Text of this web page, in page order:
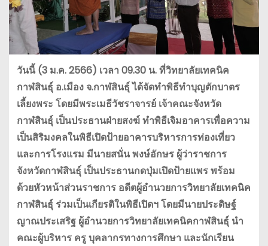
วันนี้ (3 ม.ค. 2566) เวลา 09.30 น. ที่วิทยาลัยเทคนิค
กาฬสินธุ์ อ.เมือง จ.กาฬสินธุ์ ได้จัดทำพิธีทำบุญตักบาตร
เลี้ยงพระ โดยมีพระเมธีวัชราจารย์ เจ้าคณะจังหวัด
กาฬสินธุ์ เป็นประธานฝ่ายสงฆ์ ทำพิธีเจิมอาคารเพื่อความ
เป็นสิริมงคลในพิธีเปิดป้ายอาคารบริหารการท่องเที่ยว
และการโรงแรม มีนายสนั่น พงษ์อักษร ผู้ว่าราชการ
จังหวัดกาฬสินธุ์ เป็นประธานกดปุ่มเปิดป้ายแพร พร้อม
ด้วยหัวหน้าส่วนราชการ อดีตผู้อำนวยการวิทยาลัยเทคนิค
กาฬสินธุ์ ร่วมเป็นเกียรติในพิธีเปิดฯ โดยมีนายประดิษฐ์
ญาณประเสริฐ ผู้อำนวยการวิทยาลัยเทคนิคกาฬสินธุ์ นำ
คณะผู้บริหาร ครู บุคลากรทางการศึกษา และนักเรียน